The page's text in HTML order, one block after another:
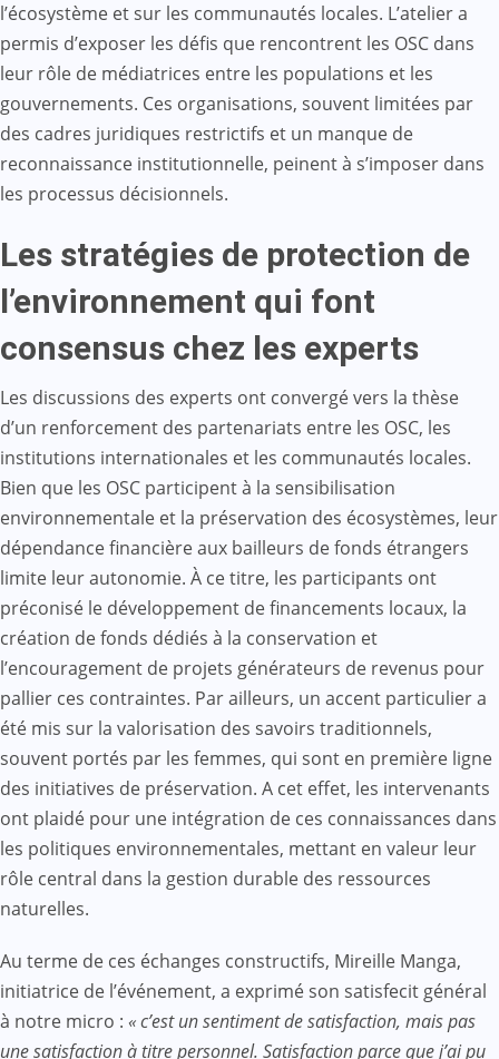
l’écosystème et sur les communautés locales. L’atelier a
permis d’exposer les défis que rencontrent les OSC dans
leur rôle de médiatrices entre les populations et les
gouvernements. Ces organisations, souvent limitées par
des cadres juridiques restrictifs et un manque de
reconnaissance institutionnelle, peinent à s’imposer dans
les processus décisionnels.
Les stratégies de protection de
l’environnement qui font
consensus chez les experts
Les discussions des experts ont convergé vers la thèse
d’un renforcement des partenariats entre les OSC, les
institutions internationales et les communautés locales.
Bien que les OSC participent à la sensibilisation
environnementale et la préservation des écosystèmes, leur
dépendance financière aux bailleurs de fonds étrangers
limite leur autonomie. À ce titre, les participants ont
préconisé le développement de financements locaux, la
création de fonds dédiés à la conservation et
l’encouragement de projets générateurs de revenus pour
pallier ces contraintes. Par ailleurs, un accent particulier a
été mis sur la valorisation des savoirs traditionnels,
souvent portés par les femmes, qui sont en première ligne
des initiatives de préservation. A cet effet, les intervenants
ont plaidé pour une intégration de ces connaissances dans
les politiques environnementales, mettant en valeur leur
rôle central dans la gestion durable des ressources
naturelles.
Au terme de ces échanges constructifs, Mireille Manga,
initiatrice de l’événement, a exprimé son satisfecit général
à notre micro : « c’est un sentiment de satisfaction, mais pas
une satisfaction à titre personnel. Satisfaction parce que j’ai pu